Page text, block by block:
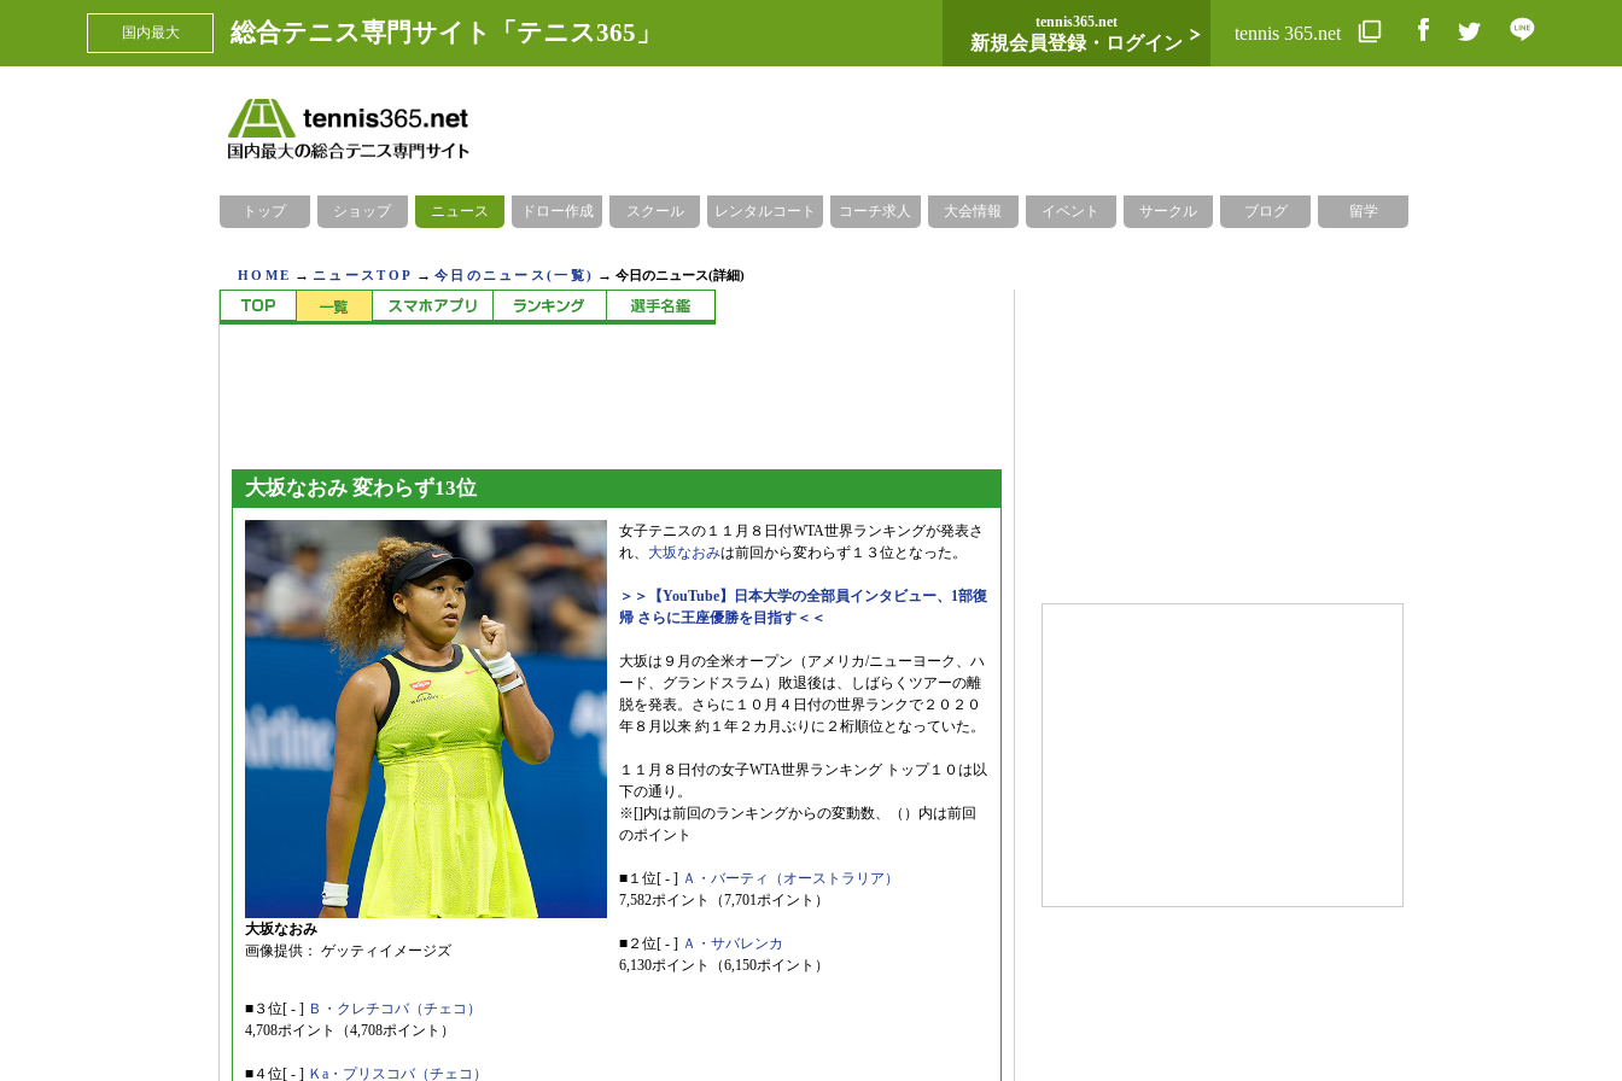
国内最大 総合テニス専門サイト「テニス365」 tennis365.net
新規会員登録・ログイン tennis 365.net
トップ ショップ ニュース ドロー作成 スクール レンタルコート コーチ求人 大会情報 イベント サークル ブログ 留学
HOME → ニュースTOP →今日のニュース(一覧) →今日のニュース(詳細)
大坂なおみ 変わらず13位
大坂なおみ
画像提供： ゲッティイメージズ
女子テニスの１１月８日付WTA世界ランキングが発表さ
れ、 大坂なおみは前回から変わらず１３位となった。
＞＞【YouTube】日本大学の全部員インタビュー、1部復
帰 さらに王座優勝を目指す＜＜
大坂は９月の全米オープン（アメリカ/ニューヨーク、ハ
ード、グランドスラム）敗退後は、しばらくツアーの離
脱を発表。さらに１０月４日付の世界ランクで２０２０
年８月以来 約１年２カ月ぶりに２桁順位となっていた。
１１月８日付の女子WTA世界ランキング トップ１０は以
下の通り。
※[]内は前回のランキングからの変動数、（）内は前回
のポイント
■１位[ - ] Ａ・バーティ（オーストラリア）
7,582ポイント（7,701ポイント）
■２位[ - ] Ａ・サバレンカ
6,130ポイント（6,150ポイント）
■３位[ - ] Ｂ・クレチコバ（チェコ）
4,708ポイント（4,708ポイント）
■４位[ - ] Ｋa・プリスコバ（チェコ）